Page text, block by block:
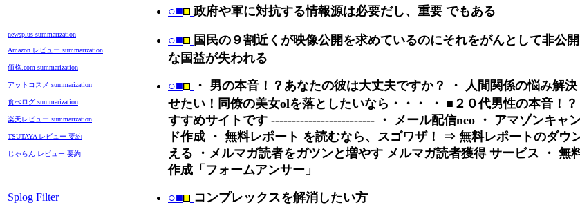
newsplus summarization
Amazon レビュー summarization
価格.com summarization
アットコスメ summarization
食べログ summarization
楽天レビュー summarization
TSUTAYA レビュー 要約
じゃらん レビュー 要約
Splog Filter
○■ 政府や軍に対抗する情報源は必要だし、重要 でもある
○■ 国民の９割近くが映像公開を求めているのにそれをがんとして非公
な国益が失われる
○■ ・ 男の本音！？あなたの彼は大丈夫ですか？ ・ 人間関係の悩み解
せたい！同僚の美女olを落としたいなら・・・ ・ ■２０代男性の本音！
すすめサイトです ------------------------- ・ メール配信neo ・ アマゾンキャ
ド作成 ・ 無料レポート を読むなら、スゴワザ！ ⇒ 無料レポートのダウ
える ・メルマガ読者をガツンと増やす メルマガ読者獲得 サービス ・ 無
作成「フォームアンサー」
○■ コンプレックスを解消したい方